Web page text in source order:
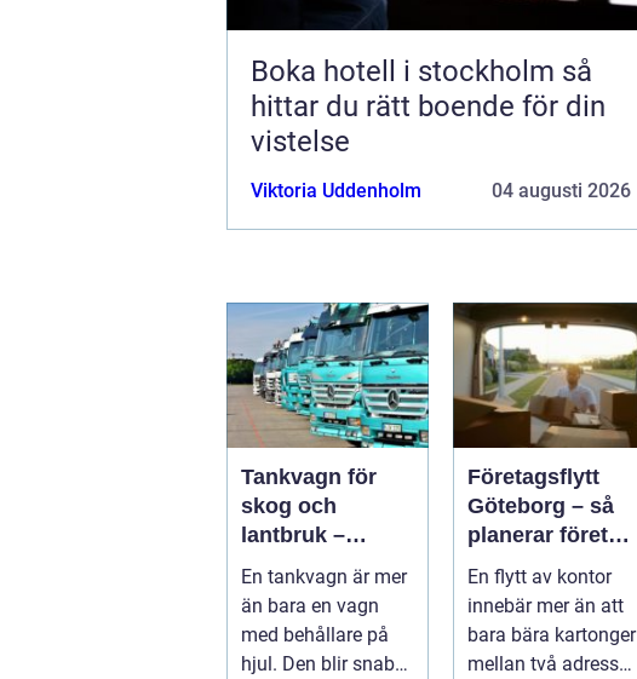
Boka hotell i stockholm så
hittar du rätt boende för din
vistelse
Viktoria Uddenholm 04 augusti 2026
Tankvagn för
skog och
lantbruk –
funktion,
säkerhet och
smarta val
En tankvagn är mer
än bara en vagn
med behållare på
hjul. Den blir snabbt
Företagsflytt
Göteborg – så
planerar företag
en smidig och
trygg flytt
En flytt av kontor
innebär mer än att
bara bära kartonger
mellan två adresser.